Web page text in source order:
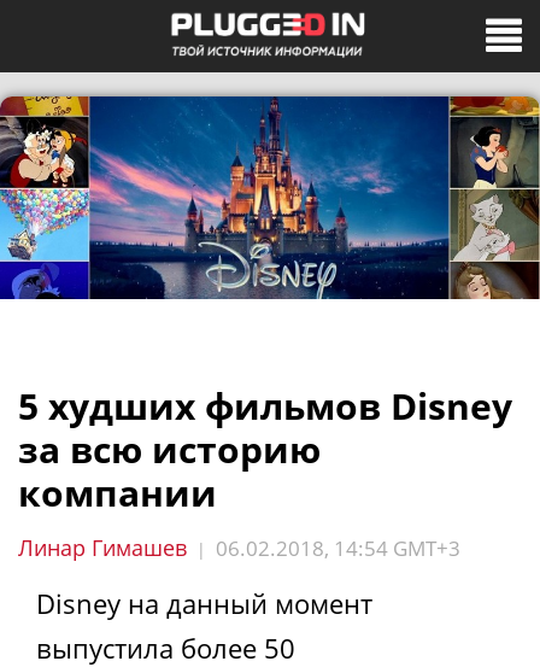
5 худших фильмов Disney
за всю историю
компании
Линар Гимашев | 06.02.2018, 14:54 GMT+3
Disney на данный момент
выпустила более 50